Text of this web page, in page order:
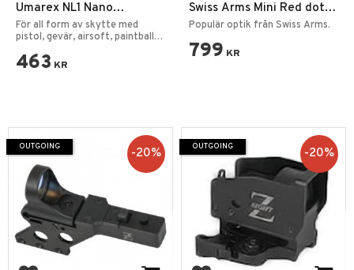
Umarex NL1 Nano
Lasersikte Class Röd
Punkt
För all form av skytte med
pistol, gevär, airsoft, paintball
463 KR
Swiss Arms Mini Red dot
Rödpunktsikte
Populär optik från Swiss Arms.
799 KR
20%
OUTGOING 20%
OUTGOING